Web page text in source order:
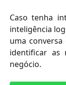
Caso tenha
inteligência
uma
identificar as
negócio.